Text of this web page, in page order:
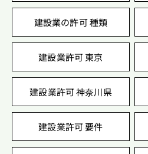
建設業の許可 種類
建設業許可 東京
建設業許可 神奈川県
建設業許可 要件